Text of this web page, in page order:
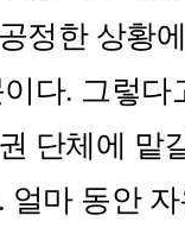
정한 상황
다. 그렇다
단체에 맡
얼마 동안